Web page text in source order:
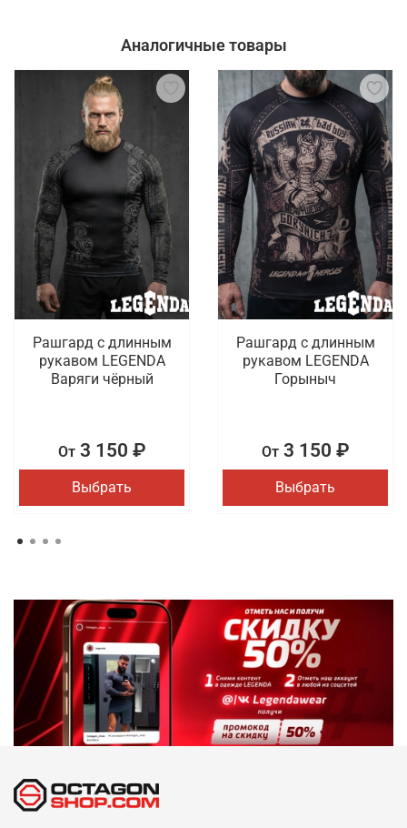
Аналогичные товары
Рашгард с длинным
рукавом LEGENDA
Варяги чёрный
От3 150 ₽
Выбрать
Рашгард с длинным
рукавом LEGENDA
Горыныч
От3 150 ₽
Выбрать